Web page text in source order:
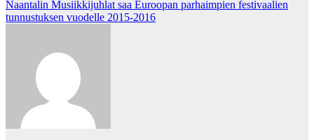
navigation
Naantalin Musiikkijuhlat saa Euroopan parhaimpien festivaalien
tunnustuksen vuodelle 2015-2016